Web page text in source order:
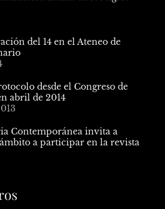
del 14 en el Ateneo de
desde el Congreso de
abril de 2014
Contemporánea invita a
ámbito a participar en la revista